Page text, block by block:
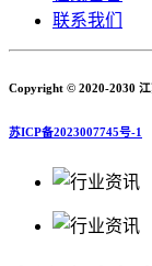
联系我们
Copyright © 2020-2030
苏ICP备2023007745号-1